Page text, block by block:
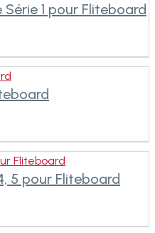
1 pour Fliteboard
Fliteboard
5 pour Fliteboard